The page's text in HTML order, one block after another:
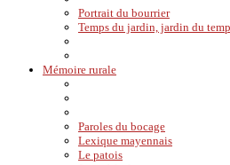
Portrait du bourrier
Temps du jardin, jardin du
Mémoire rurale
Paroles du bocage
Lexique mayennais
Le patois